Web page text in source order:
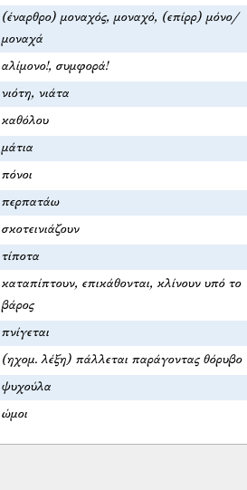
(έναρθρο) μοναχός, μοναχό, (επίρρ) μόνο/
μοναχά
αλίμονο!, συμφορά!
νιότη, νιάτα
καθόλου
μάτια
πόνοι
περπατάω
σκοτεινιάζουν
τίποτα
καταπίπτουν, επικάθονται, κλίνουν υπό το
βάρος
πνίγεται
(ηχομ. λέξη) πάλλεται παράγοντας θόρυβο
ψυχούλα
ώμοι